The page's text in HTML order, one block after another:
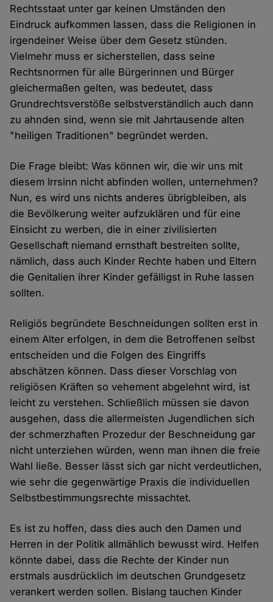
Rechtsstaat unter gar keinen Umständen den
Eindruck aufkommen lassen, dass die Religionen in
irgendeiner Weise über dem Gesetz stünden.
Vielmehr muss er sicherstellen, dass seine
Rechtsnormen für alle Bürgerinnen und Bürger
gleichermaßen gelten, was bedeutet, dass
Grundrechtsverstöße selbstverständlich auch dann
zu ahnden sind, wenn sie mit Jahrtausende alten
"heiligen Traditionen" begründet werden.
Die Frage bleibt: Was können wir, die wir uns mit
diesem Irrsinn nicht abfinden wollen, unternehmen?
Nun, es wird uns nichts anderes übrigbleiben, als
die Bevölkerung weiter aufzuklären und für eine
Einsicht zu werben, die in einer zivilisierten
Gesellschaft niemand ernsthaft bestreiten sollte,
nämlich, dass auch Kinder Rechte haben und Eltern
die Genitalien ihrer Kinder gefälligst in Ruhe lassen
sollten.
Religiös begründete Beschneidungen sollten erst in
einem Alter erfolgen, in dem die Betroffenen selbst
entscheiden und die Folgen des Eingriffs
abschätzen können. Dass dieser Vorschlag von
religiösen Kräften so vehement abgelehnt wird, ist
leicht zu verstehen. Schließlich müssen sie davon
ausgehen, dass die allermeisten Jugendlichen sich
der schmerzhaften Prozedur der Beschneidung gar
nicht unterziehen würden, wenn man ihnen die freie
Wahl ließe. Besser lässt sich gar nicht verdeutlichen,
wie sehr die gegenwärtige Praxis die individuellen
Selbstbestimmungsrechte missachtet.
Es ist zu hoffen, dass dies auch den Damen und
Herren in der Politik allmählich bewusst wird. Helfen
könnte dabei, dass die Rechte der Kinder nun
erstmals ausdrücklich im deutschen Grundgesetz
verankert werden sollen. Bislang tauchen Kinder